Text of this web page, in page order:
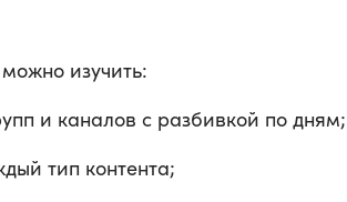
изучить:
и каналов с разбивкой по дням;
тип контента;